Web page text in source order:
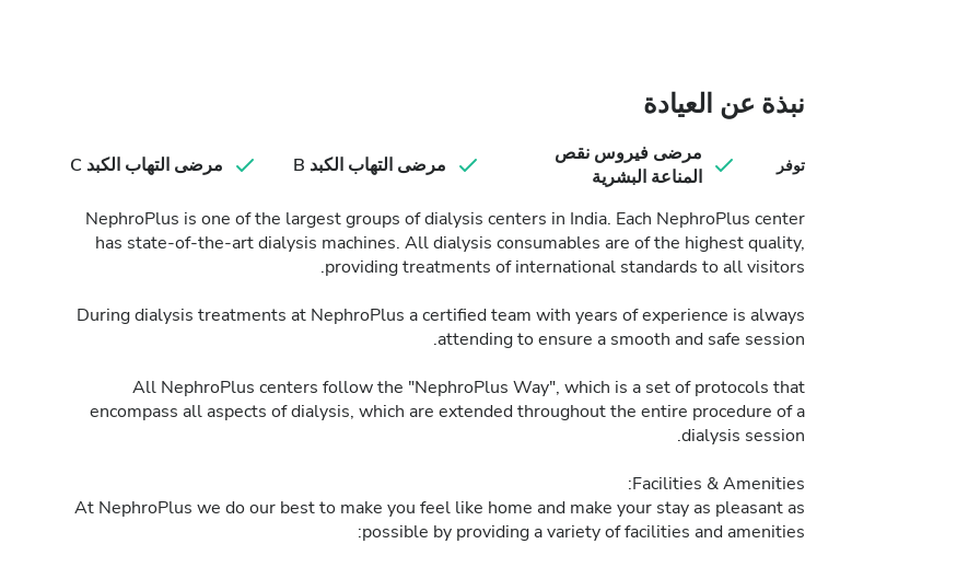
نبذة عن العيادة
توفر
مرضى فيروس نقص
المناعة البشرية
مرضى التهاب الكبد B مرضى التهاب الكبد C
NephroPlus is one of the largest groups of dialysis centers in India. Each NephroPlus center
has state-of-the-art dialysis machines. All dialysis consumables are of the highest quality,
providing treatments of international standards to all visitors.
During dialysis treatments at NephroPlus a certified team with years of experience is always
attending to ensure a smooth and safe session.
All NephroPlus centers follow the "NephroPlus Way", which is a set of protocols that
encompass all aspects of dialysis, which are extended throughout the entire procedure of a
dialysis session.
Facilities & Amenities:
At NephroPlus we do our best to make you feel like home and make your stay as pleasant as
possible by providing a variety of facilities and amenities: